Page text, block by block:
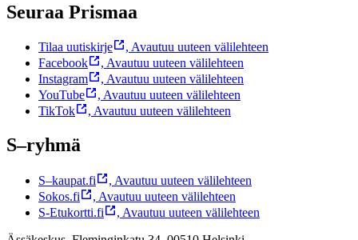
Seuraa Prismaa
Tilaa uutiskirje , Avautuu uuteen välilehteen
Facebook
, Avautuu uuteen välilehteen
Instagram
, Avautuu uuteen välilehteen
YouTube
, Avautuu uuteen välilehteen
TikTok
, Avautuu uuteen välilehteen
S–ryhmä
S–kaupat.fi , Avautuu uuteen välilehteen
Sokos.fi
, Avautuu uuteen välilehteen
S-Etukortti.fi
, Avautuu uuteen välilehteen